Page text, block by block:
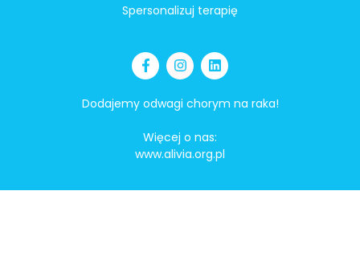
Spersonalizuj terapię
Dodajemy odwagi chorym na raka!
Więcej o nas:
www.alivia.org.pl